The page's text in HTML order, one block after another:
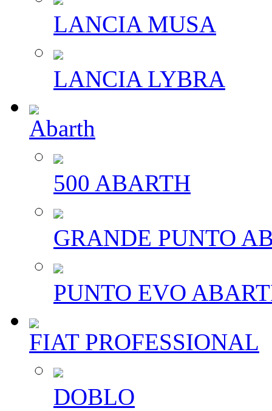
LANCIA MUSA
LANCIA LYBRA
Abarth
500 ABARTH
GRANDE PUNTO
PUNTO EVO
FIAT PROFESSIONAL
DOBLO